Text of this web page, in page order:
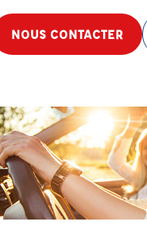
NOUS CONTACTER